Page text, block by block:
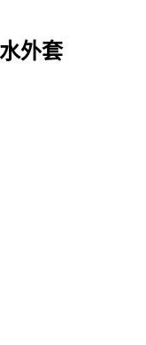
外套